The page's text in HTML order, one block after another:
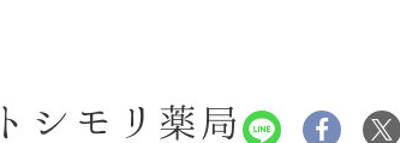
トシモリ薬局